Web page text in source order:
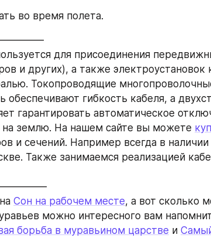
во время полета.
для присоединения
и других), а также электроустановок
Токопроводящие
обеспечивают гибкость кабеля, а
гарантировать автоматическое
землю. На нашем сайте вы можете
и сечений. Например всегда в наличии
Также занимаемся реализацией
Сон на рабочем месте, а вот сколько
можно интересного вам
борьба в муравьином царстве и